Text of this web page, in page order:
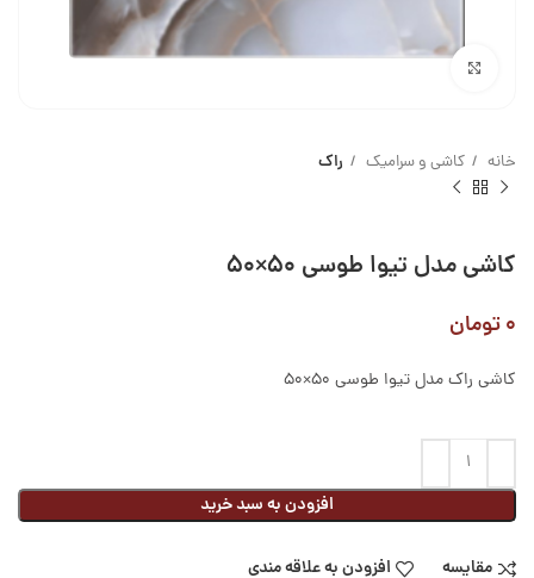
خانه کاشی و سرامیک راک
کاشی مدل تیوا طوسی ۵۰×۵۰
۰تومان
کاشی راک مدل تیوا طوسی ۵۰×۵۰
افزودن به سبد خرید
مقایسه افزودن به علاقه مندی